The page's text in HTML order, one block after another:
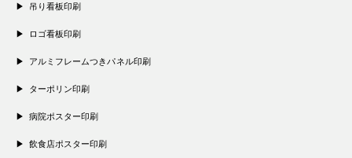
吊り看板印刷
ロゴ看板印刷
アルミフレームつきパネル印刷
ターポリン印刷
病院ポスター印刷
飲食店ポスター印刷